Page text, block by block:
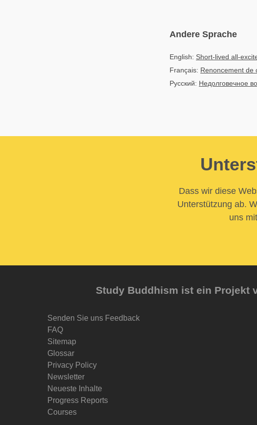
Andere Sprache
English: Short-lived all-
Français: Renoncement de
Русский: Недолговечное
Dass wir diese
Unterstützung ab.
uns
Study Buddhism ist ein Projekt
Senden Sie uns Feedback
FAQ
Sitemap
Glossar
Privacy Policy
Newsletter
Neueste Inhalte
Progress Reports
Courses